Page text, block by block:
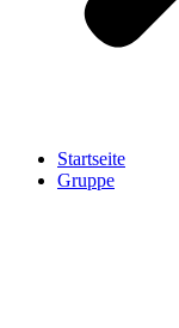
Startseite
Gruppe